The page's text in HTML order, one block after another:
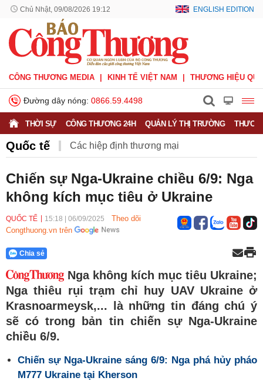
Chủ Nhật, 09/08/2026 19:12 ENGLISH EDITION
CÔNG THƯƠNG MEDIA KINH TẾ VIỆT NAM THƯƠNG HIỆU
Đường dây nóng: 0866.59.4498
THỜI SỰ CÔNG THƯƠNG 24H QUẢN LÝ THỊ TRƯỜNG
Quốc tế Các hiệp định thương mại
Hiệp định UKVFTA Thông tin thương vụ
Chiến sự Nga-Ukraine chiều 6/9: Nga
không kích mục tiêu ở Ukraine
QUỐC TẾ 15:18 06/09/2025
Theo dõi
Congthuong.vn trên
Chia sẻ
Nga không kích mục tiêu Ukraine;
Nga thiêu rụi trạm chỉ huy UAV Ukraine ở
Krasnoarmeysk,... là những tin đáng chú ý
sẽ có trong bản tin chiến sự Nga-Ukraine
chiều 6/9.
Chiến sự Nga-Ukraine sáng 6/9: Nga phá hủy pháo
M777 Ukraine tại Kherson